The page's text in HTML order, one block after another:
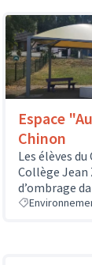
Espace
Chinon
Les élèves
Collège Jean
d’ombrage